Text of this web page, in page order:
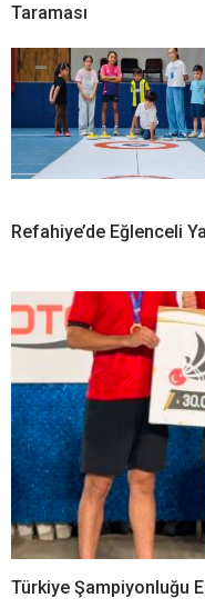
Taraması
Refahiye’de Eğlenceli
Türkiye Şampiyonluğu